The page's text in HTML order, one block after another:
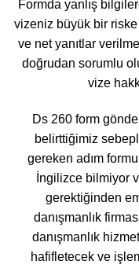
Formda yanlış
vizeniz büyük bir
ve net yanıtlar
doğrudan sorumlu
vize
Ds 260 form
belirttiğimiz
gereken adım
İngilizce bilmiyor
gerektiğinden
danışmanlık
danışmanlık
hafifletecek ve